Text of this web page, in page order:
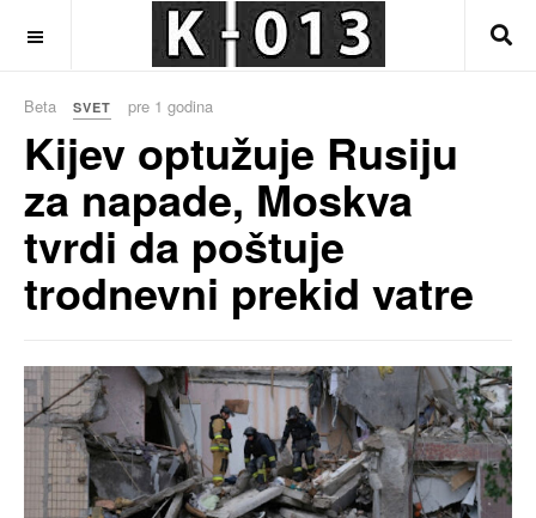
Beta SVET pre 1 godina
Kijev optužuje Rusiju
za napade, Moskva
tvrdi da poštuje
trodnevni prekid vatre